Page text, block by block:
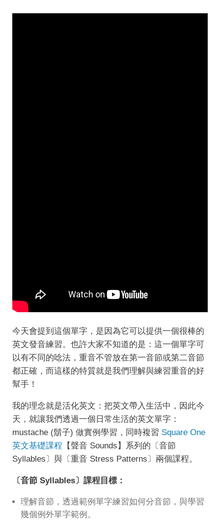
今天會提到這個單字，是因為它可以提供一個很棒的
英文發音練習。也許大家不知道的是：這一個單字可
以有不同的唸法，重音不管放在第一音節或第二音節
都正確，而這樣的特質就是我們理解與練習重音的好
幫手！
我的理念就是活化英文：把英文帶入生活中，因此今
天，就讓我們透過一個日常生活的英文單字：
mustache (鬍子) 做實例學習，同時複習 Square One
英文基礎課程 【聲音 Sounds】系列的〔音節
Syllables〕與〔重音 Stress Patterns〕兩個課程。
〔音節 Syllables〕課程目標：
理解音節，透過範例單字練習如何分音節，與學習
幾個例外單字範例。